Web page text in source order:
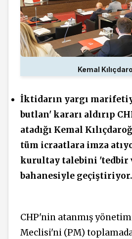
Kemal
İktidarın yargı
butlan' kararı aldırıp
atadığı Kemal
tüm icraatlara imza
kurultay talebini 'tedbir
bahanesiyle geçiştiriyor.
CHP'nin atanmış
Meclisi'ni (PM)